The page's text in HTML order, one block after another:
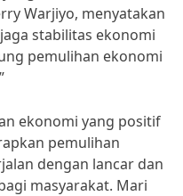
Warjiyo, menyatakan
stabilitas ekonomi
pemulihan ekonomi
ekonomi yang positif
pemulihan
dengan lancar dan
masyarakat. Mari